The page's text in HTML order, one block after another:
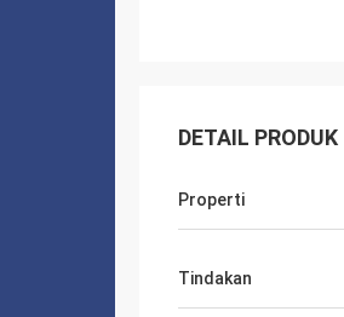
DETAIL PRODUK
Properti
Tindakan